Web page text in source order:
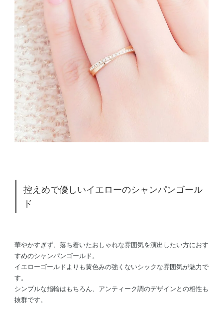
控えめで優しいイエローのシャンパンゴール
ド
華やかすぎず、落ち着いたおしゃれな雰囲気を演出したい方におす
すめのシャンパンゴールド。
イエローゴールドよりも黄色みの強くないシックな雰囲気が魅力で
す。
シンプルな指輪はもちろん、アンティーク調のデザインとの相性も
抜群です。